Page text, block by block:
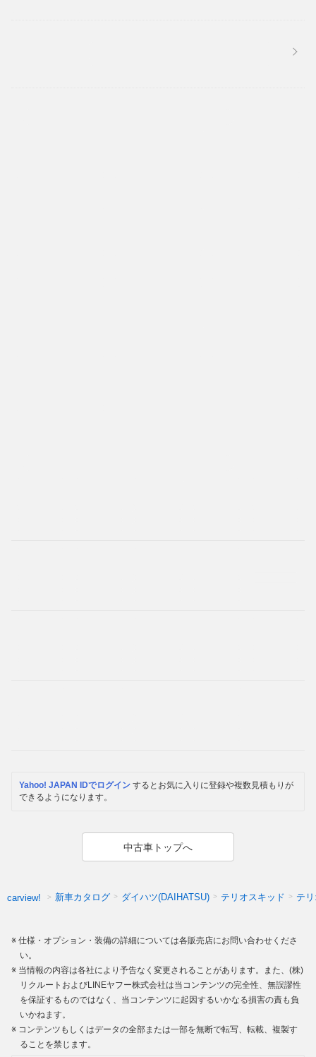
Yahoo! JAPAN IDでログイン するとお気に入りに登録や複数見積もりが
できるようになります。
中古車トップへ
carview! 新車カタログ ダイハツ(DAIHATSU) テリオスキッド テ
仕様・オプション・装備の詳細については各販売店にお問い合わせくださ
い。
当情報の内容は各社により予告なく変更されることがあります。また、(株)
リクルートおよびLINEヤフー株式会社は当コンテンツの完全性、無誤謬性
を保証するものではなく、当コンテンツに起因するいかなる損害の責も負
いかねます。
コンテンツもしくはデータの全部または一部を無断で転写、転載、複製す
ることを禁じます。